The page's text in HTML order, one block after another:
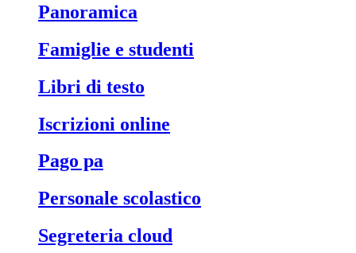
panoramica
famiglie e studenti
libri di testo
iscrizioni online
pago pa
personale scolastico
segreteria cloud